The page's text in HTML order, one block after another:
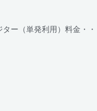
ター（単発利用）料金・